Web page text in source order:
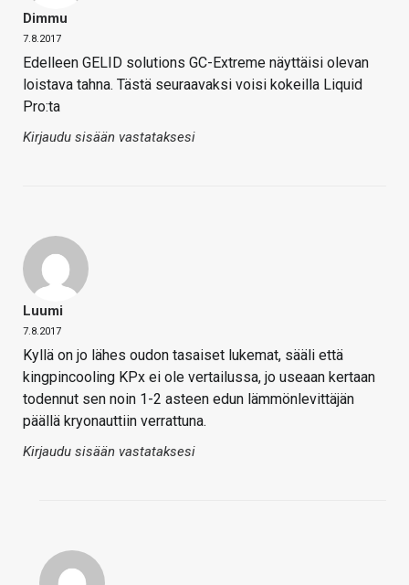
Dimmu
7.8.2017
Edelleen GELID solutions GC-Extreme näyttäisi olevan
loistava tahna. Tästä seuraavaksi voisi kokeilla Liquid
Pro:ta
Kirjaudu sisään vastataksesi
Luumi
7.8.2017
Kyllä on jo lähes oudon tasaiset lukemat, sääli että
kingpincooling KPx ei ole vertailussa, jo useaan kertaan
todennut sen noin 1-2 asteen edun lämmönlevittäjän
päällä kryonauttiin verrattuna.
Kirjaudu sisään vastataksesi